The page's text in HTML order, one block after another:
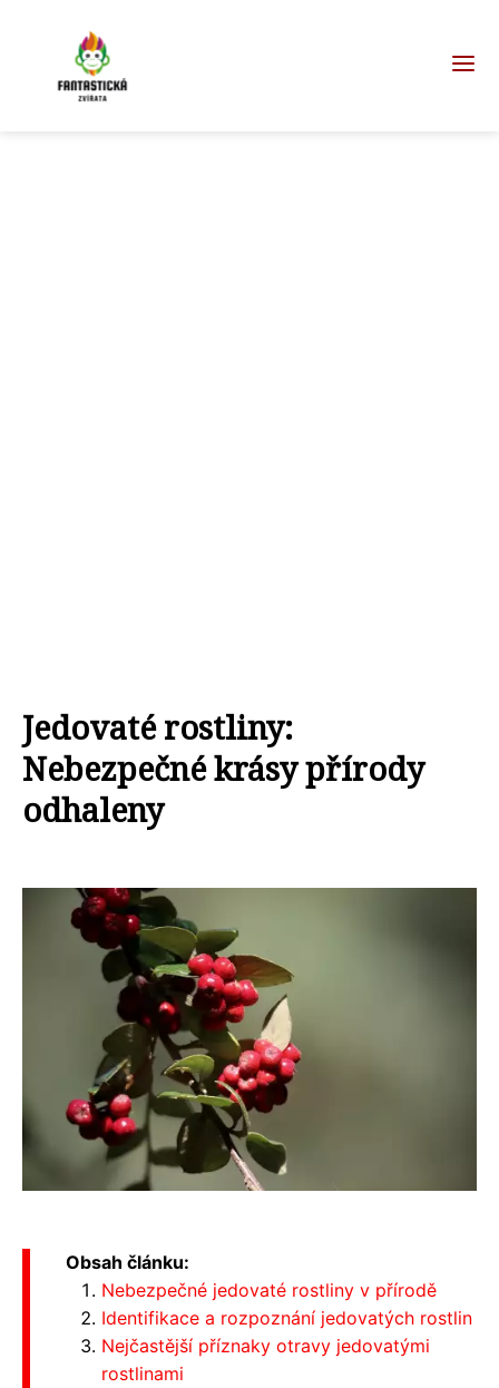
Jedovaté rostliny:
Nebezpečné krásy přírody
odhaleny
Obsah článku:
Nebezpečné jedovaté rostliny v přírodě
Identifikace a rozpoznání jedovatých rostlin
Nejčastější příznaky otravy jedovatými
rostlinami